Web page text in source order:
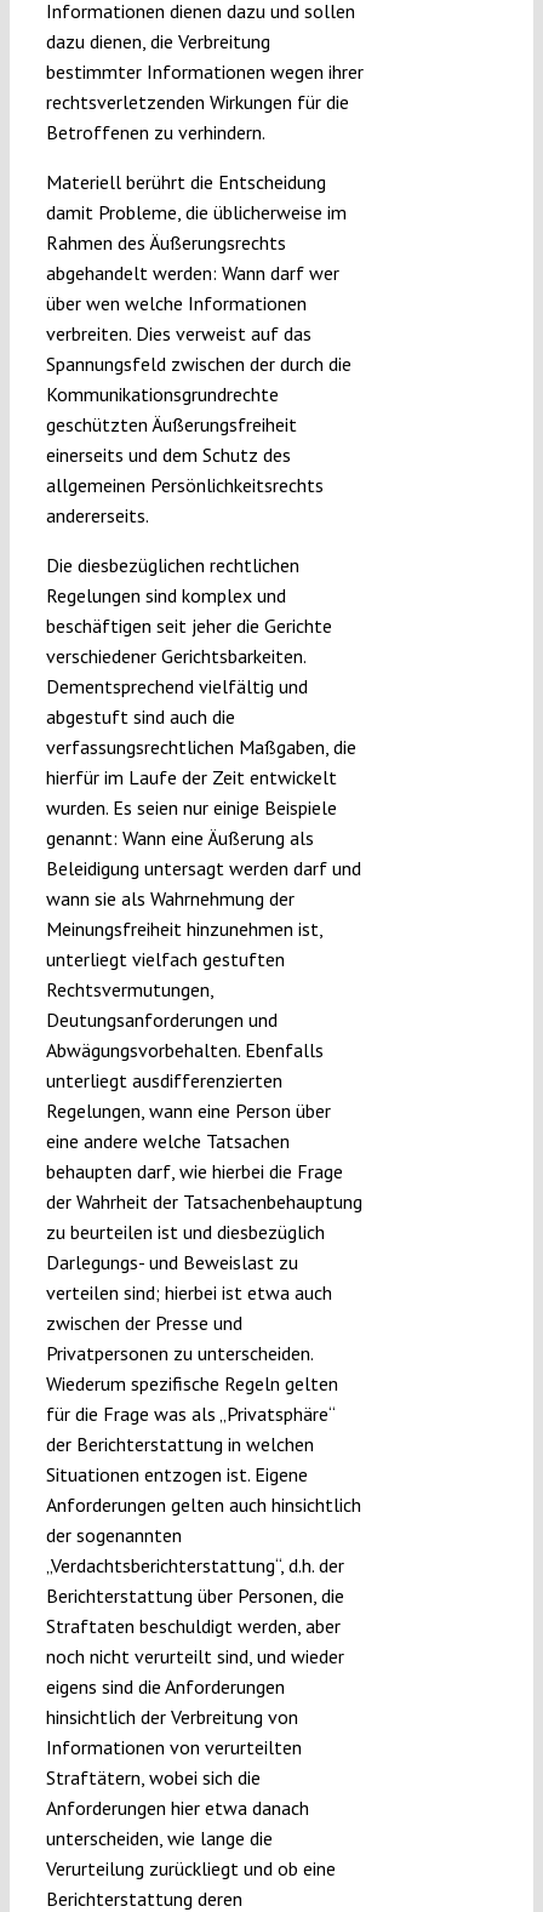
Informationen dienen dazu und sollen
dazu dienen, die Verbreitung
bestimmter Informationen wegen ihrer
rechtsverletzenden Wirkungen für die
Betroffenen zu verhindern.
Materiell berührt die Entscheidung
damit Probleme, die üblicherweise im
Rahmen des Äußerungsrechts
abgehandelt werden: Wann darf wer
über wen welche Informationen
verbreiten. Dies verweist auf das
Spannungsfeld zwischen der durch die
Kommunikationsgrundrechte
geschützten Äußerungsfreiheit
einerseits und dem Schutz des
allgemeinen Persönlichkeitsrechts
andererseits.
Die diesbezüglichen rechtlichen
Regelungen sind komplex und
beschäftigen seit jeher die Gerichte
verschiedener Gerichtsbarkeiten.
Dementsprechend vielfältig und
abgestuft sind auch die
verfassungsrechtlichen Maßgaben, die
hierfür im Laufe der Zeit entwickelt
wurden. Es seien nur einige Beispiele
genannt: Wann eine Äußerung als
Beleidigung untersagt werden darf und
wann sie als Wahrnehmung der
Meinungsfreiheit hinzunehmen ist,
unterliegt vielfach gestuften
Rechtsvermutungen,
Deutungsanforderungen und
Abwägungsvorbehalten. Ebenfalls
unterliegt ausdifferenzierten
Regelungen, wann eine Person über
eine andere welche Tatsachen
behaupten darf, wie hierbei die Frage
der Wahrheit der Tatsachenbehauptung
zu beurteilen ist und diesbezüglich
Darlegungs- und Beweislast zu
verteilen sind; hierbei ist etwa auch
zwischen der Presse und
Privatpersonen zu unterscheiden.
Wiederum spezifische Regeln gelten
für die Frage was als „Privatsphäre“
der Berichterstattung in welchen
Situationen entzogen ist. Eigene
Anforderungen gelten auch hinsichtlich
der sogenannten
„Verdachtsberichterstattung“, d.h. der
Berichterstattung über Personen, die
Straftaten beschuldigt werden, aber
noch nicht verurteilt sind, und wieder
eigens sind die Anforderungen
hinsichtlich der Verbreitung von
Informationen von verurteilten
Straftätern, wobei sich die
Anforderungen hier etwa danach
unterscheiden, wie lange die
Verurteilung zurückliegt und ob eine
Berichterstattung deren